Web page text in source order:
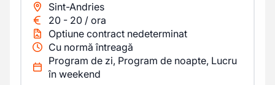
Sint-Andries
20 - 20 / ora
Optiune contract nedeterminat
Cu normă întreagă
Program de zi, Program de noapte, Lucru
în weekend